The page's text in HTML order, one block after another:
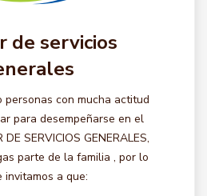
de servicios
personas con mucha actitud
para desempeñarse en el
SERVICIOS GENERALES,
parte de la familia , por lo
invitamos a que: